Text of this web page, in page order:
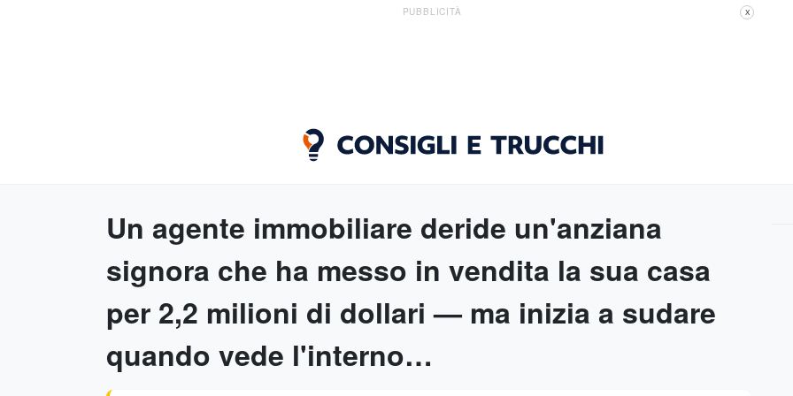
PUBBLICITÀ X
Un agente immobiliare deride un'anziana
signora che ha messo in vendita la sua casa
per 2,2 milioni di dollari — ma inizia a sudare
quando vede l'interno…